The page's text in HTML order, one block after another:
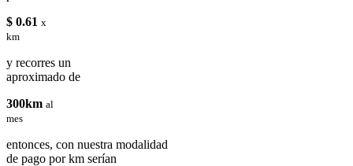
$ 0.61 x
km
y recorres un
aproximado de
300km al
mes
entonces, con nuestra modalidad
de pago por km serían